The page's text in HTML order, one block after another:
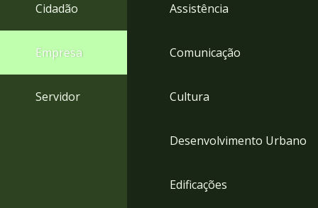
Cidadão
Empresa
Servidor
Assistência
Comunicação
Cultura
Desenvolvimento Urbano
Edificações